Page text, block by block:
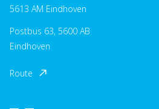
5613 AM Eindhoven
Postbus 63, 5600 AB
Eindhoven
Route